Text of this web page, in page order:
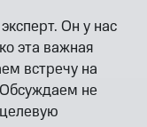
Он у нас
эта важная
встречу на
не